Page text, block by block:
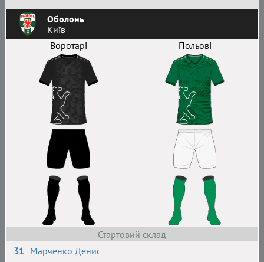
Оболонь
Київ
Воротарі
Польові
Стартовий склад
31 Марченко Денис